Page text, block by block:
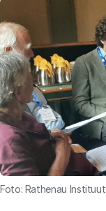
Foto: Rathenau Instituut